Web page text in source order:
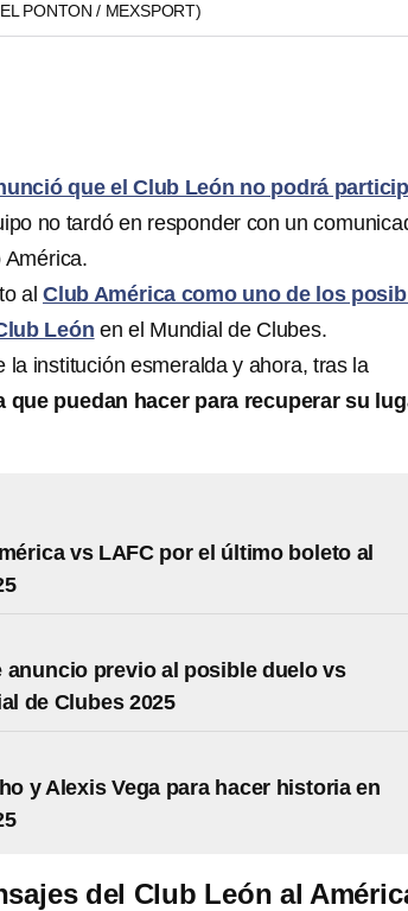
PONTON / MEXSPORT)
que el Club León no podrá
no tardó en responder con un
al Club América como uno de los
León en el Mundial de Clubes.
la institución esmeralda y ahora, tras la
que puedan hacer para recuperar su
vs LAFC por el último boleto al
anuncio previo al posible duelo vs
de Clubes 2025
y Alexis Vega para hacer historia en
del Club León al